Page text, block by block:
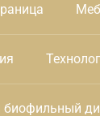
биофильный